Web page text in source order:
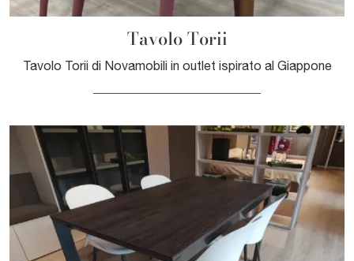
Tavolo Torii
Tavolo Torii di Novamobili in outlet ispirato al Giappone